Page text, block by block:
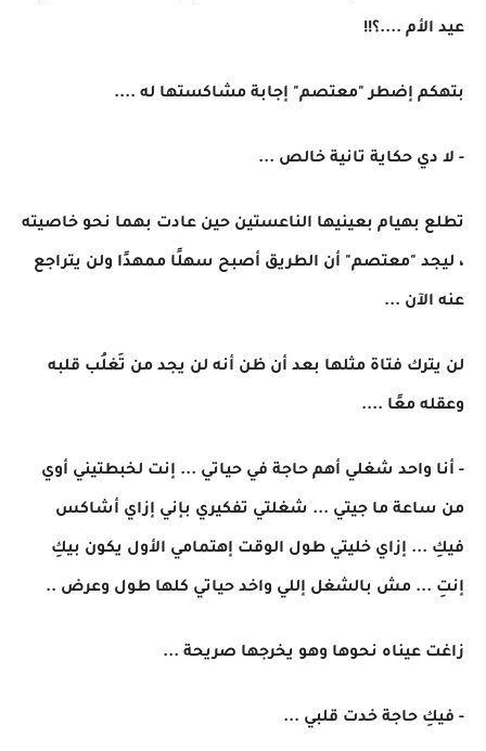
عيد الأم ....؟!!
بتهكم إضطر "معتصم" إجابة مشاكستها له ....
- لا دي حكاية تانية خالص ...
تطلع بهيام بعينيها الناعستين حين عادت بهما نحو خاصيته
، ليجد "معتصم" أن الطريق أصبح سهلًا ممهدًا ولن يتراجع
عنه الآن ...
لن يترك فتاة مثلها بعد أن ظن أنه لن يجد من تَغلُب قلبه
وعقله معًا ....
- أنا واحد شغلي أهم حاجة في حياتي ... إنت لخبطتيني أوي
من ساعة ما جيتي ... شغلتي تفكيري بإني إزاي أشاكس
فيكِ ... إزاي خليتي طول الوقت إهتمامي الأول يكون بيكِ
إنتِ ... مش بالشغل إللي واخد حياتي كلها طول وعرض ..
زاغت عيناه نحوها وهو يخرجها صريحة ...
- فيكِ حاجة خدت قلبي ...